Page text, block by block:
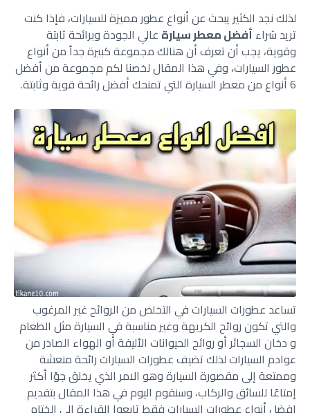
لذلك نجد الكثير يبحث عن أنواع عطور مميزة للسيارات، فإذا كنت
تريد شراء أفضل معطر سيارة عالي الجودة وبرائحة ثابتة
وقوية، يجب أن تعرف أن هنالك مجموعة كبيرة جداً من أنواع
عطور السيارات، وفي هذا المقال لخصنا لكم مجموعة من أفضل
6 أنواع من معطر السيارة التي تمنحك أفضل رائحة قوية وثابتة.
تساعد عطورات السيارات في التخلص من الروائح غير المرغوب
والتي تكون روائح الكريهة وغير مناسبة في السيارة مثل الطعام
و دخان السجائر أو روائح الحيوانات الأليفة أو الهواء الصادر من
عوادم السيارات لذلك تضيف عطورات السيارات رائحة منعشة
وممتعة إلى مقصورة السيارة وهو الامر الذي يخلق جوًا أكثر
إمتاعًا للسائق والركاب، وسنقوم اليوم في هذا المقال بتقديم
افضل أنواع عطورات السيارات فقط تابعوا القراءة الى الختام